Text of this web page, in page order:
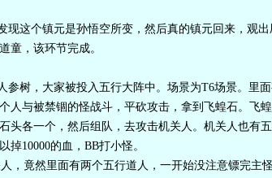
现这个镇元是孙悟空所变，然后真的镇元回来，观
童，该环节完成。
参树，大家被投入五行大阵中。场景为T6场景。里
人与被禁锢的怪战斗，平砍攻击，拿到飞蝗石。飞
头各一个，然后组队，去攻击机关人。机关人也有五
掉10000的血，BB打小怪。
，竟然里面有两个五行道人，一开始没注意镖完主